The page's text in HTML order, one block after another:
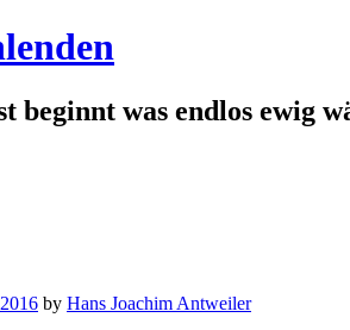
beginnt was endlos ewig
by Hans Joachim Antweiler